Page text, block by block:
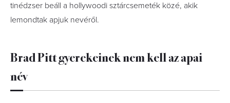
tinédzser beáll a hollywoodi sztárcsemeték közé, akik
lemondtak apjuk nevéről.
Brad Pitt gyerekeinek nem kell az apai
név